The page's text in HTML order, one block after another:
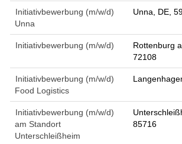
Initiativbewerbung (m/w/d)
Unna
Unna, DE,
Initiativbewerbung (m/w/d)
Rottenburg
72108
Initiativbewerbung (m/w/d)
Food Logistics
Initiativbewerbung (m/w/d)
am Standort
Unterschleißheim
85716